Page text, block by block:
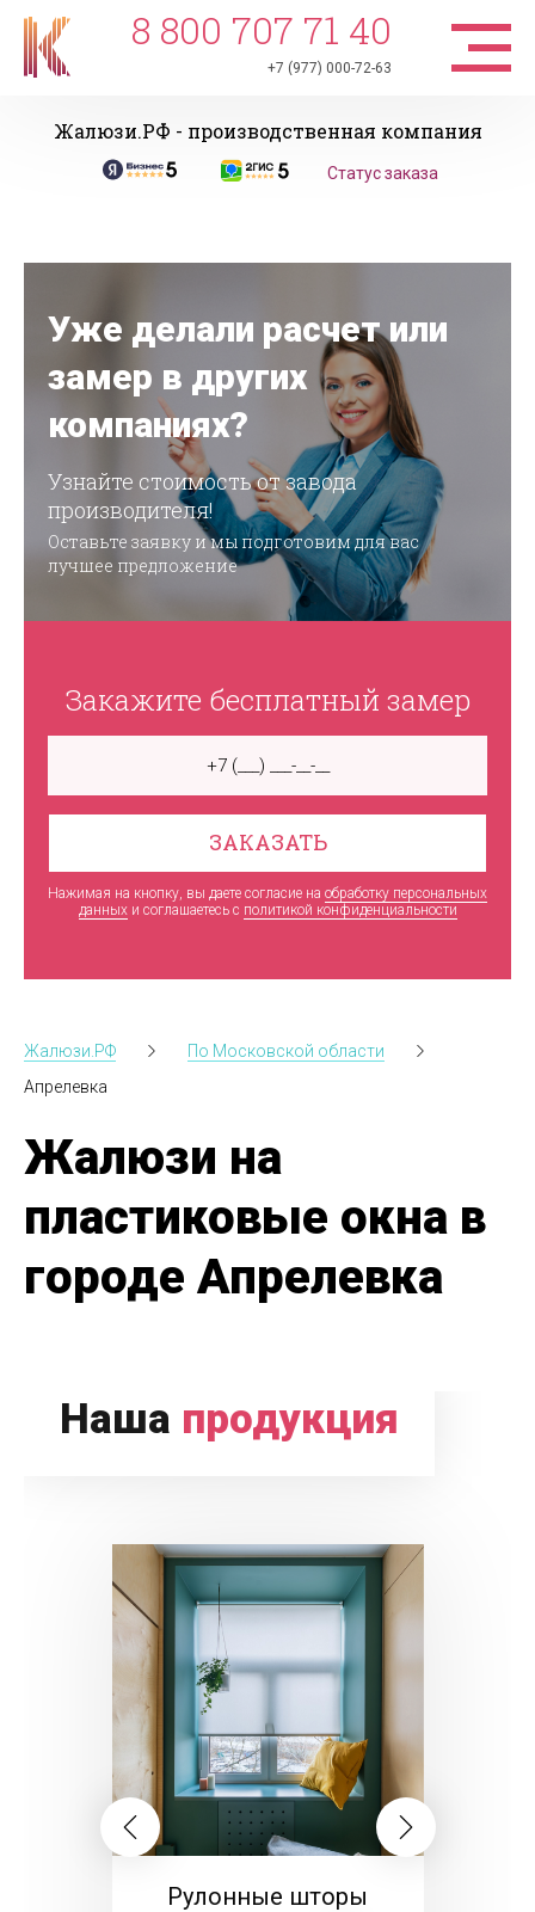
8 800 707 71 40
+7 (977) 000-72-63
Жалюзи.РФ - производственная компания
Статус заказа
Уже делали расчет или
замер в других
компаниях?
Узнайте стоимость от завода
производителя!
Оставьте заявку и мы подготовим для вас
лучшее предложение
Закажите бесплатный замер
ЗАКАЗАТЬ
Нажимая на кнопку, вы даете согласие на обработку персональных
данныхи соглашаетесь c политикой конфиденциальности
Жалюзи.РФ
По Московской области
Апрелевка
Жалюзи на
пластиковые окна в
городе Апрелевка
Наша продукция
Рулонные шторы